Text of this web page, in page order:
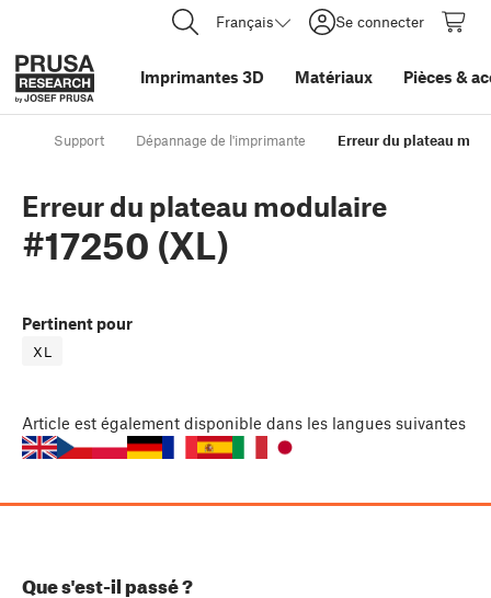
Français Se connecter
Imprimantes 3D Matériaux Pièces &
Support Dépannage de l'imprimante Erreur du plateau
Erreur du plateau modulaire
#17250 (XL)
Pertinent pour
XL
Article est également disponible dans les langues suivantes
Que s'est-il passé ?